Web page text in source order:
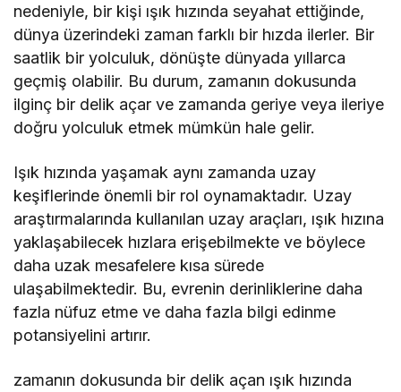
nedeniyle, bir kişi ışık hızında seyahat ettiğinde,
dünya üzerindeki zaman farklı bir hızda ilerler. Bir
saatlik bir yolculuk, dönüşte dünyada yıllarca
geçmiş olabilir. Bu durum, zamanın dokusunda
ilginç bir delik açar ve zamanda geriye veya ileriye
doğru yolculuk etmek mümkün hale gelir.
Işık hızında yaşamak aynı zamanda uzay
keşiflerinde önemli bir rol oynamaktadır. Uzay
araştırmalarında kullanılan uzay araçları, ışık hızına
yaklaşabilecek hızlara erişebilmekte ve böylece
daha uzak mesafelere kısa sürede
ulaşabilmektedir. Bu, evrenin derinliklerine daha
fazla nüfuz etme ve daha fazla bilgi edinme
potansiyelini artırır.
zamanın dokusunda bir delik açan ışık hızında